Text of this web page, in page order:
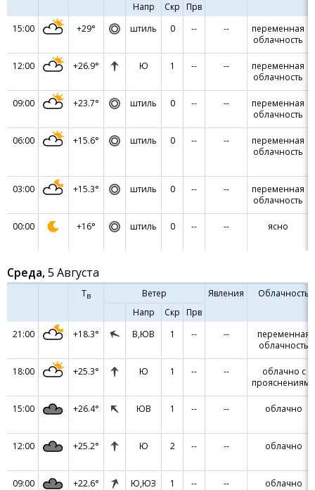
Напр
Скр Прв
15:00
+29° штиль 0 -- --
переменная
облачность
12:00 +26.9° Ю 1 -- --
переменная
облачность
09:00 +23.7° штиль 0 -- --
переменная
облачность
06:00 +15.6° штиль 0 -- --
переменная
облачность
03:00 +15.3° штиль 0 -- --
переменная
облачность
00:00 +16° штиль 0 -- -- ясно
Среда,5 Августа
Тв Ветер Явления
Облачность
Напр
Скр Прв
21:00
+18.3° В,ЮВ 1 -- --
переменная
облачность
18:00 +25.3° Ю 1 -- --
облачно с
прояснениями
15:00 +26.4° ЮВ 1 -- -- облачно
12:00 +25.2° Ю 2 -- -- облачно
09:00 +22.6° Ю,ЮЗ 1 -- -- облачно